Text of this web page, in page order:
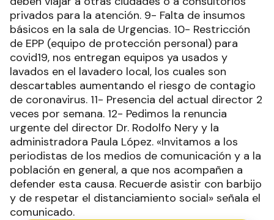
privados para la atención. 9- Falta de insumos
básicos en la sala de Urgencias. 10- Restricción
de EPP (equipo de protección personal) para
covid19, nos entregan equipos ya usados y
lavados en el lavadero local, los cuales son
descartables aumentando el riesgo de contagio
de coronavirus. 11- Presencia del actual director 2
veces por semana. 12- Pedimos la renuncia
urgente del director Dr. Rodolfo Nery y la
administradora Paula López. «Invitamos a los
periodistas de los medios de comunicación y a la
población en general, a que nos acompañen a
defender esta causa. Recuerde asistir con barbijo
y de respetar el distanciamiento social» señala el
comunicado.